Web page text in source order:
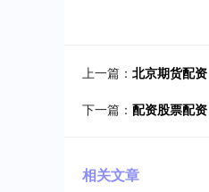
上一篇： 北京期货配
下一篇： 配资股票配
相关文章